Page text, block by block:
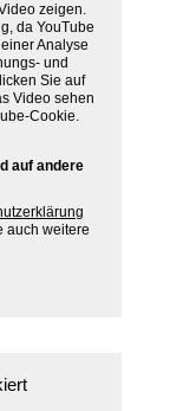
zeigen.
da YouTube
Analyse
und
Sie auf
Video sehen
Cookie.
auf andere
auch weitere